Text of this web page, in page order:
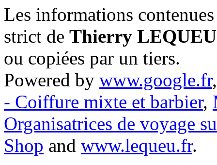
Les informations
strict de Thierry LEQUEU
ou copiées par un tiers.
Powered by www.google.fr
- Coiffure mixte et barbier,
Organisatrices de voyage
Shop and www.lequeu.fr.